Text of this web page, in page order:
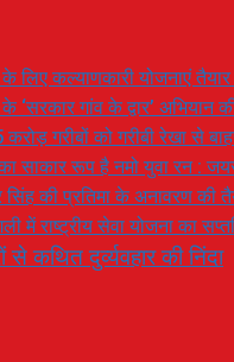
लिए कल्याणकारी योजनाएं
गांव के द्वार’ अभियान
गरीबों को गरीबी रेखा से
साकार रूप है नमो युवा रन :
सिंह की प्रतिमा के अनावरण की
में राष्ट्रीय सेवा योजना का
कथित दुर्व्यवहार की निंदा